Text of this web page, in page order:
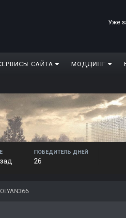
Уже
САЙТА МОДДИНГ
ПОБЕДИТЕЛЬ ДНЕЙ
26